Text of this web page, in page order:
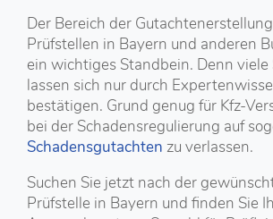
Der Bereich der
Prüfstellen in Bayern und anderen
ein wichtiges Standbein. Denn viele
lassen sich nur durch
bestätigen. Grund genug für Kfz-
bei der Schadensregulierung auf
Schadensgutachten zu verlassen.
Suchen Sie jetzt nach der
Prüfstelle in Bayern und finden Sie